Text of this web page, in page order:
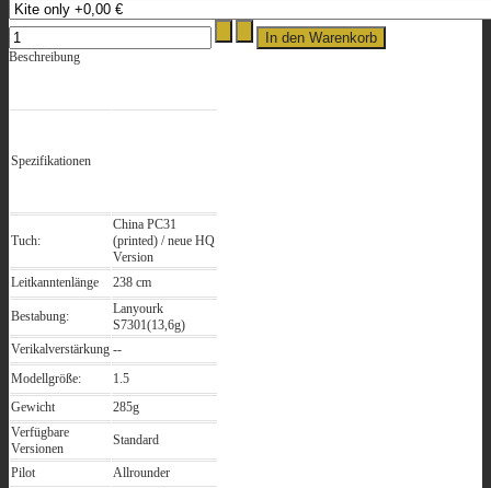
Beschreibung
Spezifikationen
Tuch:
China PC31
(printed) / neue HQ
Version
Leitkanntenlänge
238 cm
Bestabung:
Lanyourk
S7301(13,6g)
Verikalverstärkung --
Modellgröße:
1.5
Gewicht
285g
Verfügbare
Versionen
Standard
Pilot Allrounder